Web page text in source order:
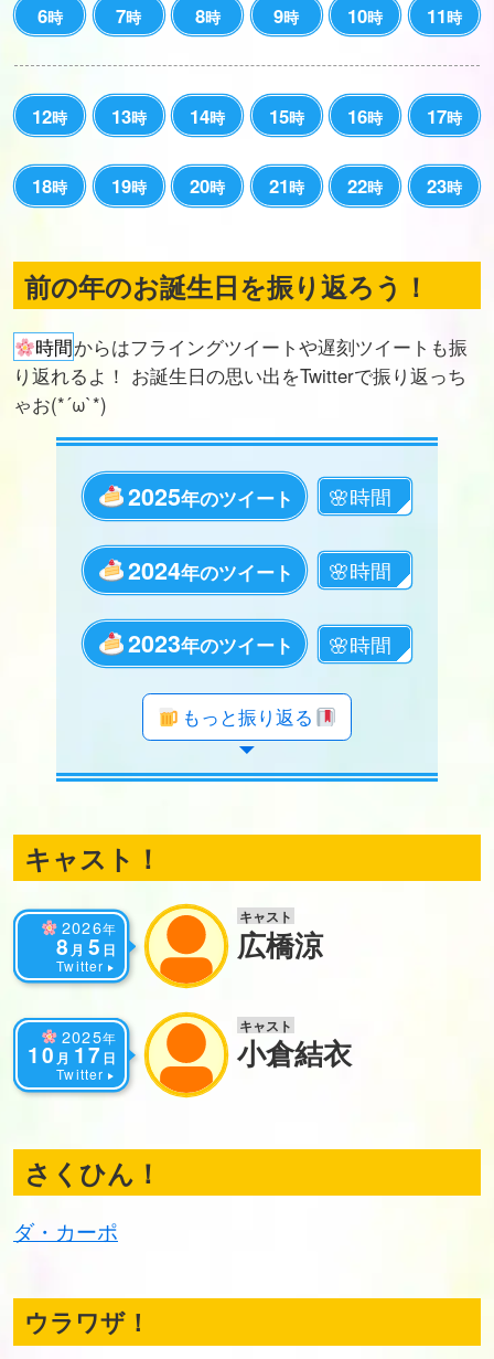
6時 7時 8時 9時 10時 11時
12時 13時 14時 15時 16時 17時
18時 19時 20時 21時 22時 23時
前の年のお誕生日を振り返ろう！
時間からはフライングツイートや遅刻ツイートも振
り返れるよ！ お誕生日の思い出をTwitterで振り返っち
ゃお(*´ω`*)
2025年のツイート
2024年のツイート
2023年のツイート
年のツイート
年のツイート
年のツイート
年のツイート
年のツイート
年のツイート
年のツイート
年のツイート
年のツイート
年のツイート
年のツイート
年のツイート
年のツイート
年のツイート
年のツイート
年のツイート
年のツイート
もっと振り返る
キャスト！
2026年
8 月 5 日
Twitter
キャスト
広橋涼
2025年
10 月 17 日
Twitter
キャスト
小倉結衣
さくひん！
ダ・カーポ
ウラワザ！